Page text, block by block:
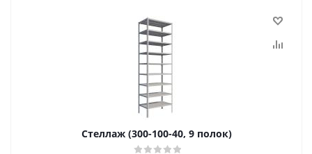
Стеллаж (300-100-40, 9 полок)